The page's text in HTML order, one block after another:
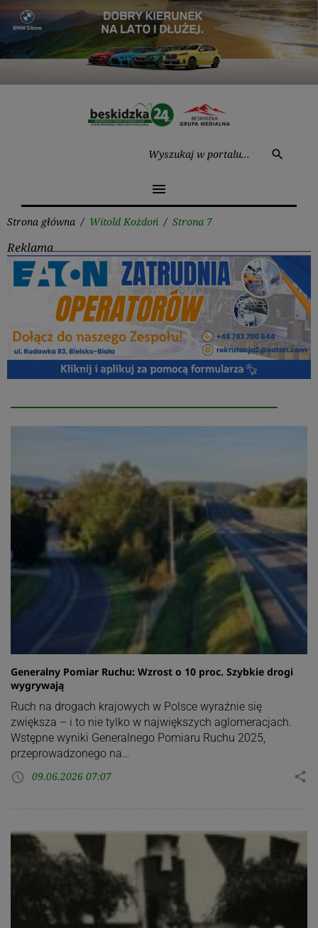
Przejdź
treści
search
menu
Strona główna / Witold Kożdoń / Strona 7
Reklama
Kożdoń
Generalny Pomiar Ruchu: Wzrost o 10 proc. Szybkie drogi
wygrywają
Ruch na drogach krajowych w Polsce wyraźnie się
zwiększa – i to nie tylko w największych aglomeracjach.
Wstępne wyniki Generalnego Pomiaru Ruchu 2025,
przeprowadzonego na…
access_time 09.06.2026 07:07 share